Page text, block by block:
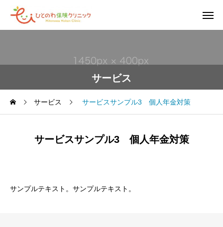
サービス
サービス サービスサンプル3 個人年金対策
サービスサンプル3 個人年金対策
サンプルテキスト。サンプルテキスト。